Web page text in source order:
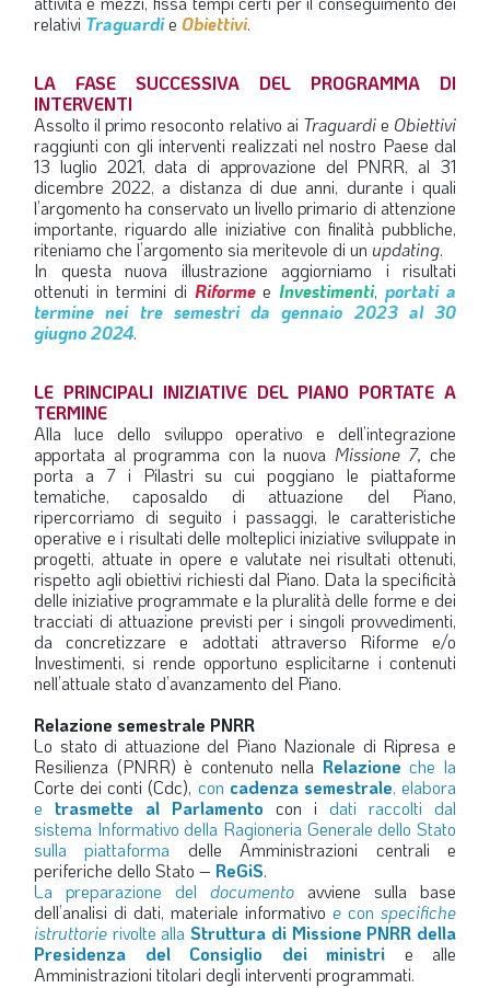
relativi Traguardie Obiettivi.
LA FASE SUCCESSIVA DEL PROGRAMMA DI
INTERVENTI
Assolto il primo resoconto relativo ai Traguardie Obiettivi
raggiunti con gli interventi realizzati nel nostro Paese dal
13 luglio 2021, data di approvazione del PNRR, al 31
dicembre 2022, a distanza di due anni, durante i quali
l’argomento ha conservato un livello primario di attenzione
importante, riguardo alle iniziative con finalità pubbliche,
riteniamo che l’argomento sia meritevole di un updating.
In questa nuova illustrazione aggiorniamo i risultati
ottenuti in termini di RiformeeInvestimenti,portati a
termine nei tre semestri da gennaio 2023 al 30
giugno 2024.
LE PRINCIPALI INIZIATIVE DEL PIANO PORTATE A
TERMINE
Alla luce dello sviluppo operativo e dell’integrazione
apportata al programma con la nuova Missione 7, che
porta a 7 i Pilastri su cui poggiano le piattaforme
tematiche, caposaldo di attuazione del Piano,
ripercorriamo di seguito i passaggi, le caratteristiche
operative e i risultati delle molteplici iniziative sviluppate in
progetti, attuate in opere e valutate nei risultati ottenuti,
rispetto agli obiettivi richiesti dal Piano. Data la specificità
delle iniziative programmate e la pluralità delle forme e dei
tracciati di attuazione previsti per i singoli provvedimenti,
da concretizzare e adottati attraverso Riforme e/o
Investimenti, si rende opportuno esplicitarne i contenuti
nell’attuale stato d’avanzamento del Piano.
Relazione semestrale PNRR
Lo stato di attuazione del Piano Nazionale di Ripresa e
Resilienza (PNRR) è contenuto nella Relazioneche la
Corte dei conti (Cdc), con cadenza semestrale, elabora
e trasmette al Parlamento con i dati raccolti dal
sistema Informativo della Ragioneria Generale dello Stato
sulla piattaforma delle Amministrazioni centrali e
periferiche dello Stato – ReGiS.
La preparazione del documento avviene sulla base
dell’analisi di dati, materiale informativo e con specifiche
istruttorie rivolte allaStruttura di Missione PNRR della
Presidenza del Consiglio dei ministri e alle
Amministrazioni titolari degli interventi programmati.